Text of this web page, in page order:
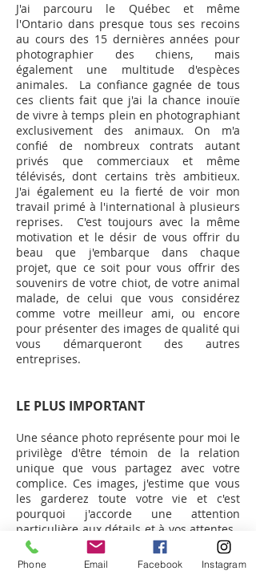
J'ai parcouru le Québec et même
l'Ontario dans presque tous ses recoins
au cours des 15 dernières années pour
photographier des chiens, mais
également une multitude d'espèces
animales. La confiance gagnée de tous
ces clients fait que j'ai la chance inouïe
de vivre à temps plein en photographiant
exclusivement des animaux. On m'a
confié de nombreux contrats autant
privés que commerciaux et même
télévisés, dont certains très ambitieux.
J'ai également eu la fierté de voir mon
travail primé à l'international à plusieurs
reprises. C'est toujours avec la même
motivation et le désir de vous offrir du
beau que j'embarque dans chaque
projet, que ce soit pour vous offrir des
souvenirs de votre chiot, de votre animal
malade, de celui que vous considérez
comme votre meilleur ami, ou encore
pour présenter des images de qualité qui
vous démarqueront des autres
entreprises.
LE PLUS IMPORTANT
Une séance photo représente pour moi le
privilège d'être témoin de la relation
unique que vous partagez avec votre
complice. Ces images, j'estime que vous
les garderez toute votre vie et c'est
pourquoi j'accorde une attention
particulière aux détails et à vos attentes.
Ma tâche est avant tout de faire en sorte
que chaque image ait une histoire à
raconter et qu'elle reflète la fierté et la
Phone Email Facebook Instagram